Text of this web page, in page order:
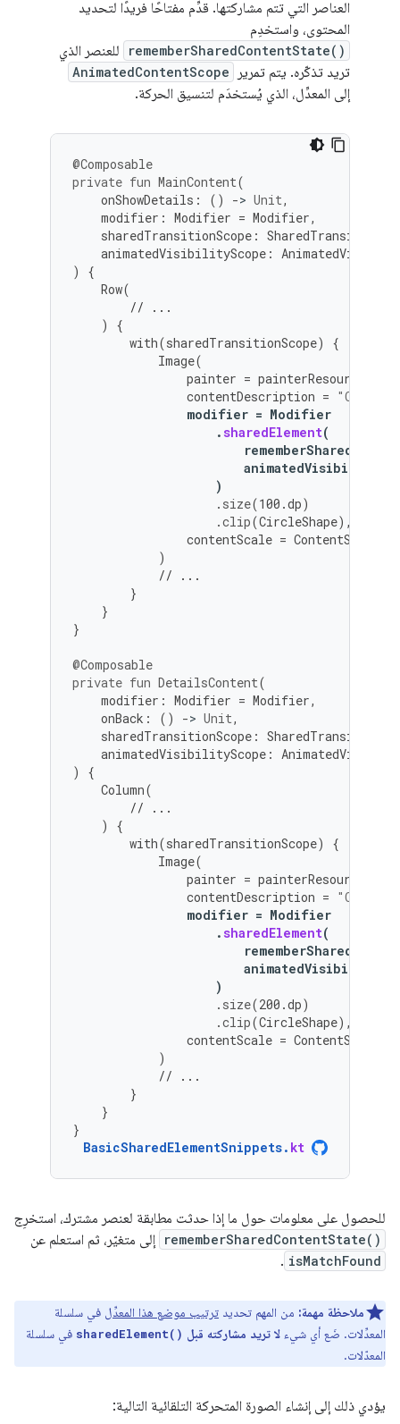
العناصر التي تتم مشاركتها. قدِّم مفتاحًا فريدًا لتحديد
المحتوى، واستخدِم
rememberSharedContentState()
للعنصر الذي
تريد تذكّره. يتم تمرير
AnimatedContentScope
إلى المعدِّل، الذي يُستخدَم لتنسيق الحركة.
@Composable
private fun MainContent(
onShowDetails : () -> Unit,
modifier : Modifier = Modifier,
sharedTransitionScope :
animatedVisibilityScope :
)
{
Row(
// ...
)
{
with(sharedTransitionScope)
{
Image(
painter = painterResource
contentDescription =
modifier = Modifier
.sharedElement(
)
. size(100.dp)
.clip(CircleShape),
contentScale = ContentScale
)
// ...
}
}
}
@Composable
private fun DetailsContent(
modifier : Modifier = Modifier,
onBack : () -> Unit,
sharedTransitionScope :
animatedVisibilityScope :
)
{
Column(
// ...
)
{
with(sharedTransitionScope)
{
Image(
painter = painterResource
contentDescription =
modifier = Modifier
.sharedElement(
)
. size(200.dp)
.clip(CircleShape),
contentScale = ContentScale
)
// ...
}
}
}
BasicSharedElementSnippets. kt
للحصول على معلومات حول ما إذا حدثت مطابقة لعنصر مشترك، استخرِج
rememberSharedContentState() إلى متغيّر، ثم استعلم عن
isMatchFound
.
ملاحظة مهمة: من المهم تحديد ترتيب موضع هذا المعدِّل في سلسلة
المعدِّلات. ضَع أي شيء لا تريد مشاركته قبل sharedElement() في سلسلة
المعدّلات.
يؤدي ذلك إلى إنشاء الصورة المتحركة التلقائية التالية: